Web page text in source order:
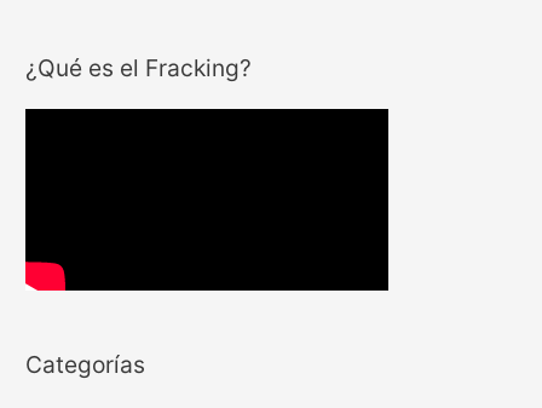
¿Qué es el Fracking?
Categorías